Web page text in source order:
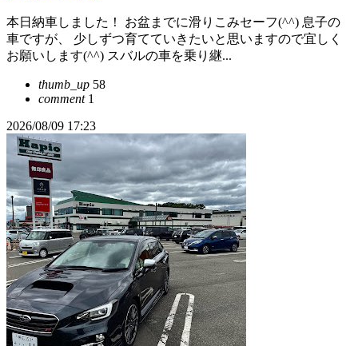
本日納車しました！ お盆までに滑りこみセーフ(^^) 息子の
車ですが、 少しずつ育てていきたいと思いますので宜しく
お願いします(^^) スバルの車を乗り継...
thumb_up 58
comment1
2026/08/09 17:23